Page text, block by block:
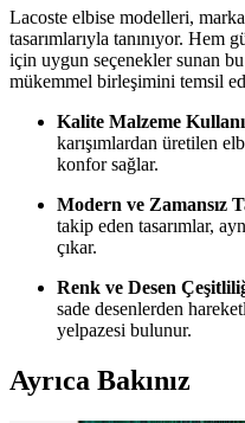
Lacoste elbise modelleri,
tasarımlarıyla tanınıyor. Hem
için uygun seçenekler sunan
mükemmel birleşimini temsil
Kalite Malzeme
karışımlardan üretilen
konfor sağlar.
Modern ve Zamansız
takip eden tasarımlar,
çıkar.
Renk ve Desen
sade desenlerden
yelpazesi bulunur.
Ayrıca Bakınız